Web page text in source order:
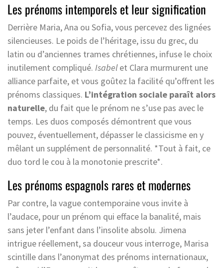
Les prénoms intemporels et leur signification
Derrière Maria, Ana ou Sofia, vous percevez des lignées
silencieuses. Le poids de l’héritage, issu du grec, du
latin ou d’anciennes trames chrétiennes, infuse le choix
inutilement compliqué. Isabelet Clara murmurent une
alliance parfaite, et vous goûtez la facilité qu’offrent les
prénoms classiques. L’intégration sociale paraît alors
naturelle, du fait que le prénom ne s’use pas avec le
temps. Les duos composés démontrent que vous
pouvez, éventuellement, dépasser le classicisme en y
mêlant un supplément de personnalité. *Tout à fait, ce
duo tord le cou à la monotonie prescrite*.
Les prénoms espagnols rares et modernes
Par contre, la vague contemporaine vous invite à
l’audace, pour un prénom qui efface la banalité, mais
sans jeter l’enfant dans l’insolite absolu. Jimena
intrigue réellement, sa douceur vous interroge, Marisa
scintille dans l’anonymat des prénoms internationaux,